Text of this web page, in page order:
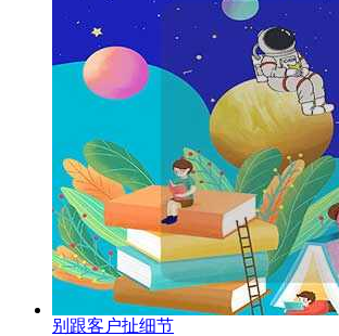
别跟客户扯细节